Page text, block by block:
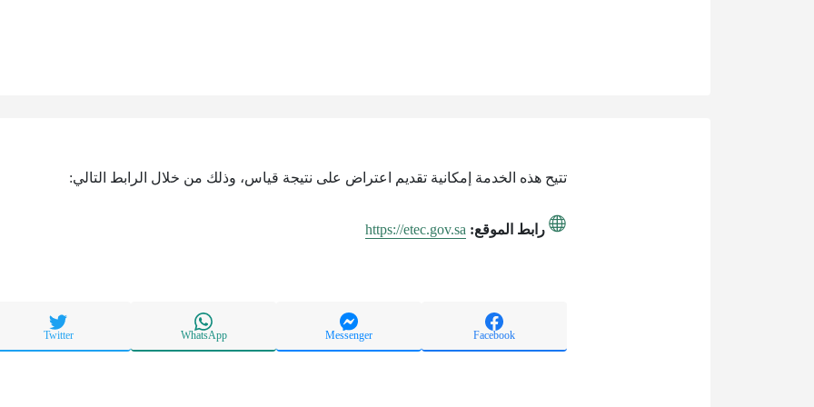
تتيح هذه الخدمة إمكانية تقديم اعتراض على نتيجة قياس، وذلك من خلال الرابط التالي:
رابط الموقع: https://etec.gov.sa
Facebook
Messenger
WhatsApp
Twitter